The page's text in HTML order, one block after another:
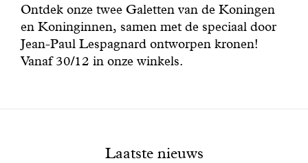
Ontdek onze twee Galetten van de Koningen
en Koninginnen, samen met de speciaal door
Jean-Paul Lespagnard ontworpen kronen!
Vanaf 30/12 in onze winkels.
Laatste nieuws